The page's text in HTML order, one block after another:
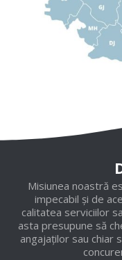
Misiunea noastră
impecabil și de
calitatea serviciilor
asta presupune să
angajaților sau chiar